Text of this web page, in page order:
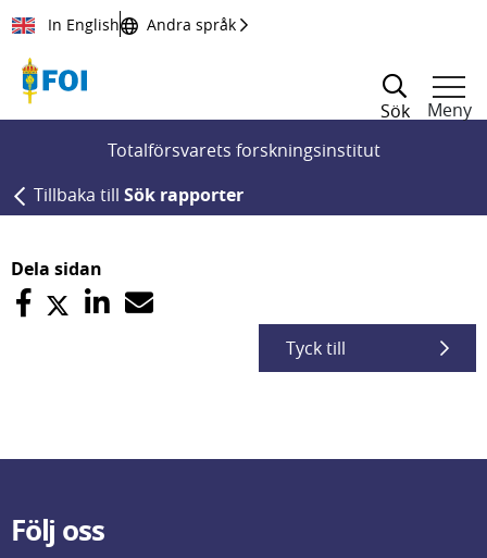
Till innehållet
In English Andra språk
Sök
Meny
Totalförsvarets forskningsinstitut
Tillbaka till Sök rapporter
Dela sidan
Tyck till
Följ oss